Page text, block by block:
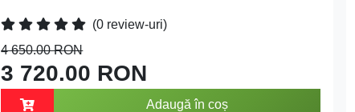
(0 review-uri)
4 650.00 RON
3 720.00 RON
Adaugă în coș